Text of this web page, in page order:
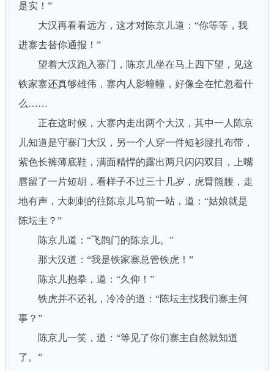
是实！”
大汉再看看远方，这才对陈京儿道：“你等等，我
进寨去替你通报！”
望着大汉跑入寨门，陈京儿坐在马上四下望，见这
铁家寨还真够雄伟，寨内人影幢幢，好像全在忙忽着什
么……
正在这时候，大寨内走出两个大汉，其中一人陈京
儿知道是守寨门大汉，另一个人穿一件短衫腰扎布带，
紫色长裤薄底鞋，满面精悍的露出两只闪闪双目，上嘴
唇留了一片短胡，看样子不过三十几岁，虎臂熊腰，走
地有声，大刺刺的往陈京儿马前一站，道：“姑娘就是
陈坛主？”
陈京儿道：“飞鹊门的陈京儿。”
那大汉道：“我是铁家寨总管铁虎！”
陈京儿抱拳，道：“久仰！”
铁虎并不还礼，冷冷的道：“陈坛主找我们寨主何
事？”
陈京儿一笑，道：“等见了你们寨主自然就知道
了。”